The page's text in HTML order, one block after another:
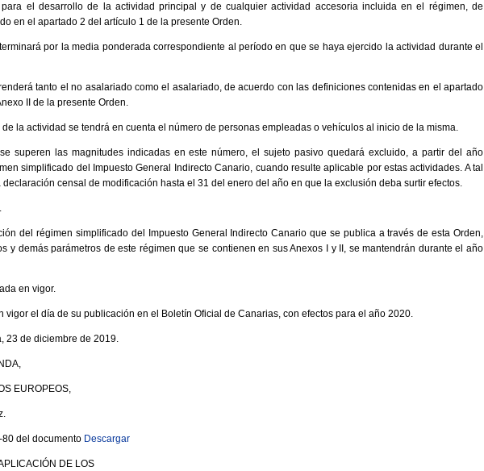
el desarrollo de la actividad principal y de cualquier actividad accesoria incluida en el régimen, de
en el apartado 2 del artículo 1 de la presente Orden.
por la media ponderada correspondiente al período en que se haya ejercido la actividad durante el
tanto el no asalariado como el asalariado, de acuerdo con las definiciones contenidas en el apartado
II de la presente Orden.
la actividad se tendrá en cuenta el número de personas empleadas o vehículos al inicio de la misma.
superen las magnitudes indicadas en este número, el sujeto pasivo quedará excluido, a partir del año
simplificado del Impuesto General Indirecto Canario, cuando resulte aplicable por estas actividades. A tal
censal de modificación hasta el 31 del enero del año en que la exclusión deba surtir efectos.
del régimen simplificado del Impuesto General Indirecto Canario que se publica a través de esta Orden,
y demás parámetros de este régimen que se contienen en sus Anexos I y II, se mantendrán durante el año
en vigor.
vigor el día de su publicación en el Boletín Oficial de Canarias, con efectos para el año 2020.
23 de diciembre de 2019.
EUROPEOS,
del documento Descargar
DE LOS